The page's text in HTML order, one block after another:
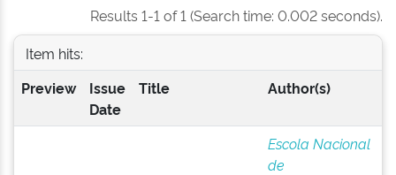
Results 1-1 of 1 (Search time: 0.002 seconds).
Item hits:
Preview
Issue
Date
Title Author(s)
Escola Nacional
de